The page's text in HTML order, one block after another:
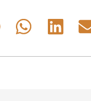
Share
Share